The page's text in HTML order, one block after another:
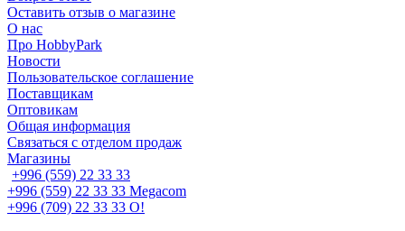
Оставить отзыв о магазине
О нас
Про HobbyPark
Новости
Пользовательское соглашение
Поставщикам
Оптовикам
Общая информация
Связаться с отделом продаж
Магазины
+996 (559) 22 33 33
+996 (559) 22 33 33 Megacom
+996 (709) 22 33 33 O!